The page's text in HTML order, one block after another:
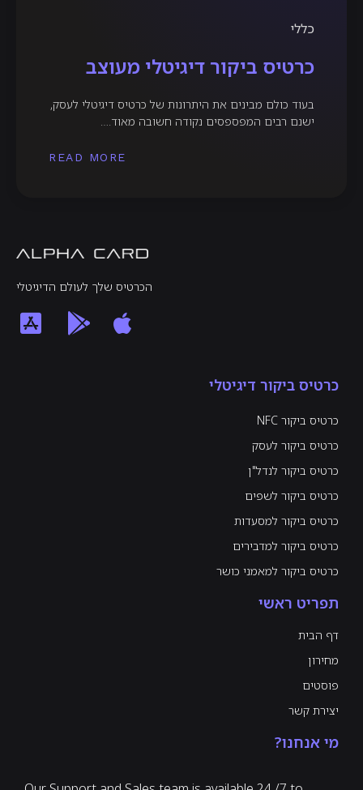
כללי
כרטיס ביקור דיגיטלי מעוצב
בעוד כולם מבינים את היתרונות של כרטיס דיגיטלי לעסק,
ישנם רבים המפספסים נקודה חשובה מאוד.…
READ MORE
הכרטיס שלך לעולם הדיגיטלי
כרטיס ביקור דיגיטלי
כרטיס ביקור NFC
כרטיס ביקור לעסק
כרטיס ביקור לנדל"ן
כרטיס ביקור לשפים
כרטיס ביקור למסעדות
כרטיס ביקור למדבירים
כרטיס ביקור למאמני כושר
תפריט ראשי
דף הבית
מחירון
פוסטים
יצירת קשר
מי אנחנו?